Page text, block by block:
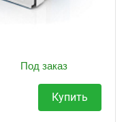
Под заказ
Купить